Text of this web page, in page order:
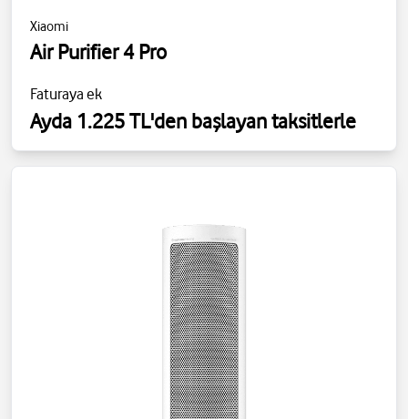
Xiaomi
Air Purifier 4 Pro
Faturaya ek
Ayda 1.225 TL'den başlayan taksitlerle